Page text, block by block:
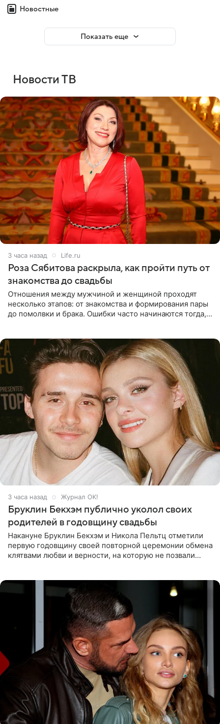
Новостные
Показать еще
Новости ТВ
3 часа назад Life.ru
Роза Сябитова раскрыла, как пройти путь от
знакомства до свадьбы
Отношения между мужчиной и женщиной проходят
несколько этапов: от знакомства и формирования пары
до помолвки и брака. Ошибки часто начинаются тогда,
3 часа назад Журнал OK!
Бруклин Бекхэм публично уколол своих
родителей в годовщину свадьбы
Накануне Бруклин Бекхэм и Никола Пельтц отметили
первую годовщину своей повторной церемонии обмена
клятвами любви и верности, на которую не позвали